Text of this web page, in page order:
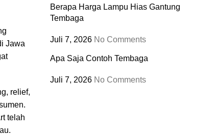
Jawa
relief,
telah
Berapa Harga Lampu Hias Gantung
Tembaga
Juli 7, 2026 No Comments
Apa Saja Contoh Tembaga
Juli 7, 2026 No Comments